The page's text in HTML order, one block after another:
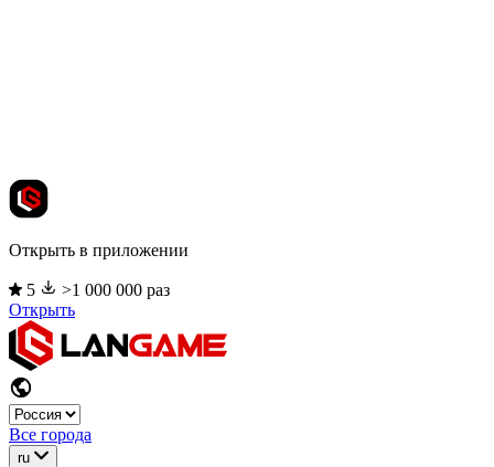
Открыть в приложении
5
>1 000 000 раз
Открыть
Все города
ru